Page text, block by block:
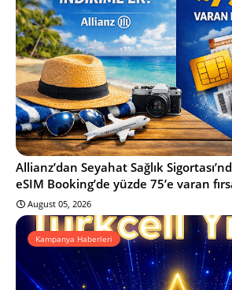
Allianz’dan Seyahat Sağlık
eSIM Booking’de yüzde 75’e varan
August 05, 2026
Kampanya Haberleri